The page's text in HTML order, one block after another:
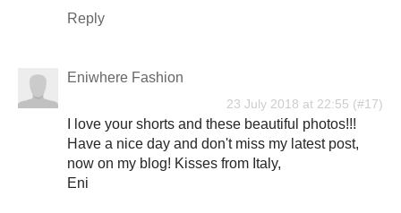
Reply
Eniwhere Fashion
23 July 2018 at 22:55
I love your shorts and these beautiful photos!!!
Have a nice day and don't miss my latest post,
now on my blog! Kisses from Italy,
Eni